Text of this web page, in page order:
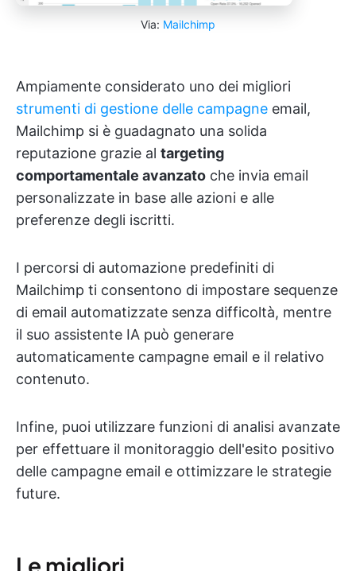
Via: Mailchimp
Ampiamente considerato uno dei migliori
strumenti di gestione delle campagne email,
Mailchimp si è guadagnato una solida
reputazione grazie al targeting
comportamentale avanzato che invia email
personalizzate in base alle azioni e alle
preferenze degli iscritti.
I percorsi di automazione predefiniti di
Mailchimp ti consentono di impostare sequenze
di email automatizzate senza difficoltà, mentre
il suo assistente IA può generare
automaticamente campagne email e il relativo
contenuto.
Infine, puoi utilizzare funzioni di analisi avanzate
per effettuare il monitoraggio dell'esito positivo
delle campagne email e ottimizzare le strategie
future.
Le migliori